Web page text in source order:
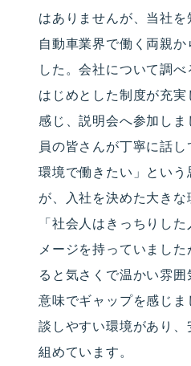
はありませんが、当社を
自動車業界で働く両親
した。会社について調
はじめとした制度が充
感じ、説明会へ参加しま
員の皆さんが丁寧に話
環境で働きたい」という
が、入社を決めた大き
「社会人はきっちりし
メージを持っていまし
ると気さくで温かい雰
意味でギャップを感じま
談しやすい環境があり、
組めています。